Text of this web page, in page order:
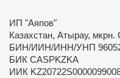
ИП "Аяпов"
Казахстан, Атырау, мкрн.
БИН/ИИН/ИНН/УНП
БИК CASPKZKA
ИИК